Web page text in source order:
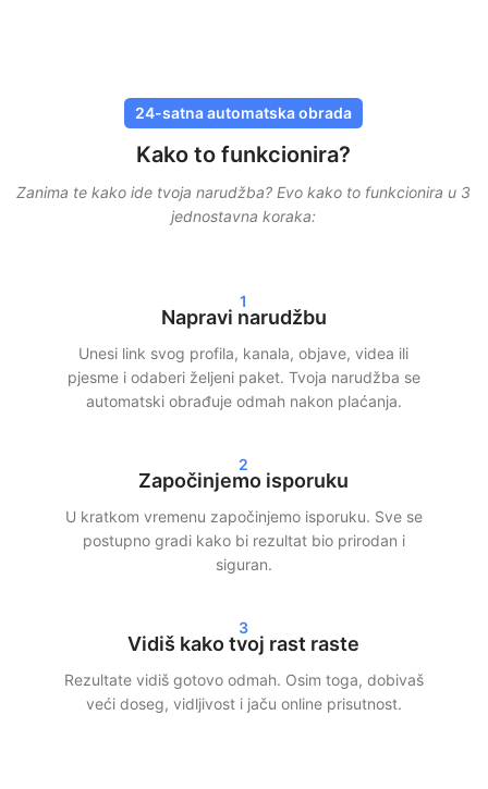
ne moraš dijeliti svoju lozinku, a sve isporuke odvijaju se
putem sigurnih i provjerenih metoda. Naše su usluge osmišljene
da izgledaju što prirodnije, kako bi tvoj račun ostao zaštićen.
Osim toga, radimo s postupnom isporukom. To znači da
pratitelji, lajkovi ili pregledi ne dolaze odjednom, već su
Brza isporuka i stvarni rezultati
Nakon tvoje narudžbe često započinjemo isporuku unutar 24
sata. Ovisno o odabranom paketu, unutar 24–72 sata vidjet ćeš
osiguravamo brzu i učinkovitu isporuku.
Naši klijenti biraju SocialKings jer ispunjavamo ono što
obećamo:stvarni rast, transparentna usluga i dosljedna
društvenim mrežama
Više pratitelja i interakcije ne samo da poboljšavaju izgled tvog
profila, već donose i veći doseg. Platforme društvenih mreža
24-satna automatska obrada
Kako to funkcionira?
Zanima te kako ide tvoja narudžba? Evo kako to funkcionira u 3
jednostavna koraka:
1
Napravi narudžbu
Unesi link svog profila, kanala, objave, videa ili
pjesme i odaberi željeni paket. Tvoja narudžba se
automatski obrađuje odmah nakon plaćanja.
2
Započinjemo isporuku
U kratkom vremenu započinjemo isporuku. Sve se
postupno gradi kako bi rezultat bio prirodan i
siguran.
3
Vidiš kako tvoj rast raste
Rezultate vidiš gotovo odmah. Osim toga, dobivaš
veći doseg, vidljivost i jaču online prisutnost.